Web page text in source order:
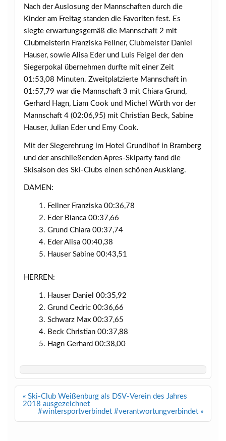
Nach der Auslosung der Mannschaften durch die
Kinder am Freitag standen die Favoriten fest. Es
siegte erwartungsgemäß die Mannschaft 2 mit
Clubmeisterin Franziska Fellner, Clubmeister Daniel
Hauser, sowie Alisa Eder und Luis Feigel der den
Siegerpokal übernehmen durfte mit einer Zeit
01:53,08 Minuten. Zweitplatzierte Mannschaft in
01:57,79 war die Mannschaft 3 mit Chiara Grund,
Gerhard Hagn, Liam Cook und Michel Würth vor der
Mannschaft 4 (02:06,95) mit Christian Beck, Sabine
Hauser, Julian Eder und Emy Cook.
Mit der Siegerehrung im Hotel Grundlhof in Bramberg
und der anschließenden Apres-Skiparty fand die
Skisaison des Ski-Clubs einen schönen Ausklang.
DAMEN:
Fellner Franziska 00:36,78
Eder Bianca 00:37,66
Grund Chiara 00:37,74
Eder Alisa 00:40,38
Hauser Sabine 00:43,51
HERREN:
Hauser Daniel 00:35,92
Grund Cedric 00:36,66
Schwarz Max 00:37,65
Beck Christian 00:37,88
Hagn Gerhard 00:38,00
Beitragsnavigation
« Ski-Club Weißenburg als DSV-Verein des Jahres
2018 ausgezeichnet
#wintersportverbindet #verantwortungverbindet »